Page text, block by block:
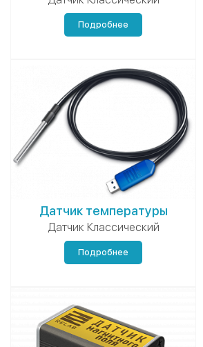
Подробнее
Датчик температуры
Датчик Классический
Подробнее